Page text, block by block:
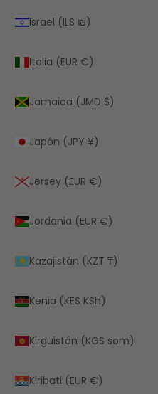
Israel (ILS ₪)
Italia (EUR €)
Jamaica (JMD $)
Japón (JPY ¥)
Jersey (EUR €)
Jordania (EUR €)
Kazajistán (KZT ₸)
Kenia (KES KSh)
Kirguistán (KGS som)
Kiribati (EUR €)